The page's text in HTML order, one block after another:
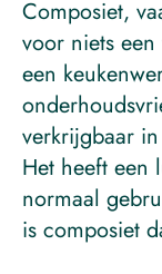
Composiet,
voor niets
een
verkrijgbaar
Het heeft een
normaal
is composiet